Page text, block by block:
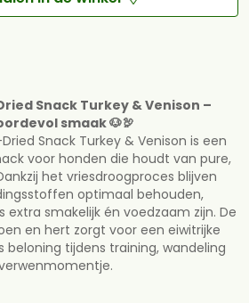
Snack Turkey & Venison –
smaak 🐶🦃
Dried Snack Turkey & Venison is
snack voor honden die houdt
smaken. Dankzij het
smaak, geur en
behouden, waardoor deze
én voedzaam zijn. De
en hert zorgt voor een
is als beloning tijdens
of gewoon als extra
Snack Turkey & Venison –
smaak 🐶🦃
Snack Turkey & Venison is een
voor honden die houdt van pure,
het vriesdroogproces blijven
optimaal behouden,
extra smakelijk én voedzaam zijn. De
en hert zorgt voor een eiwitrijke
beloning tijdens training, wandeling